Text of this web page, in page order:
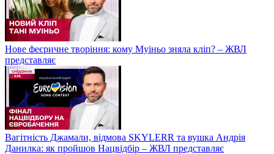
Нове феєричне творіння: кому Муіньо зняла кліп? – ЖВЛ
представляє
Вагітність Джамали, відмова SKYLERR та вушка Андрія
Данилка: як пройшов Нацвідбір – ЖВЛ представляє